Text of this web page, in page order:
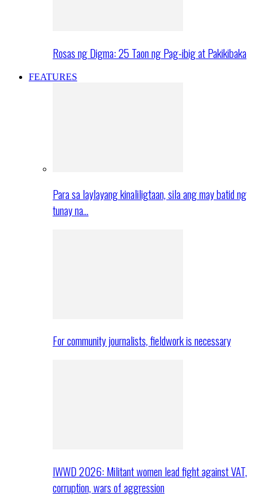
Rosas ng Digma: 25 Taon ng Pag-ibig at Pakikibaka
FEATURES
Para sa laylayang kinaliligtaan, sila ang may batid ng
tunay na…
For community journalists, fieldwork is necessary
IWWD 2026: Militant women lead fight against VAT,
corruption, wars of aggression